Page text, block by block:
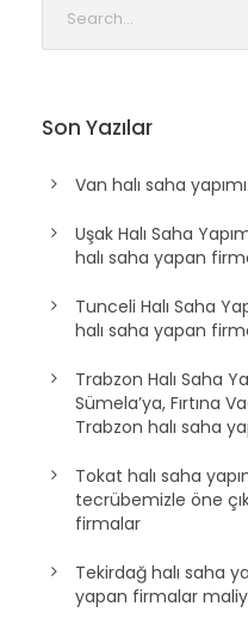
Son Yazılar
Van halı saha
Uşak Halı Saha
halı saha yapan
Tunceli Halı Saha
halı saha yapan
Trabzon Halı Saha
Sümela’ya, Fırtına
Trabzon halı saha
Tokat halı saha
tecrübemizle öne
firmalar
Tekirdağ halı saha
yapan firmalar